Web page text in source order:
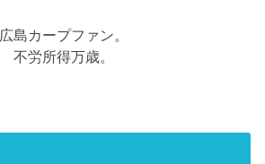
広島カープファン。
不労所得万歳。